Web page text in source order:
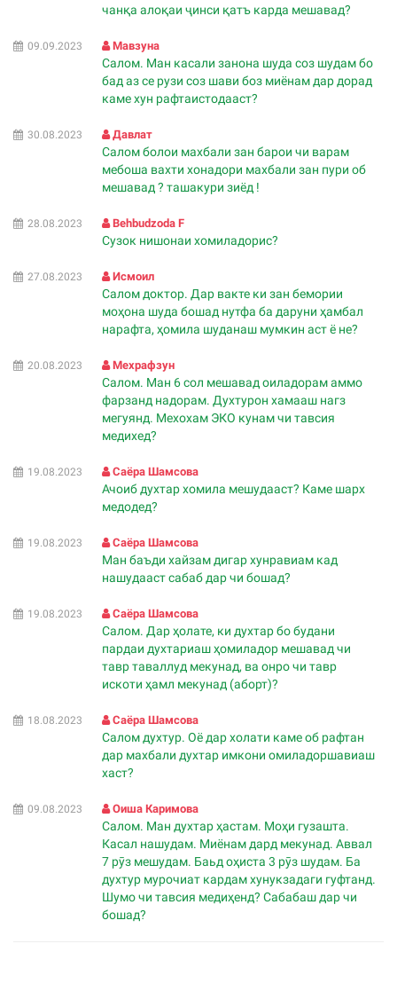
чанқа алоқаи ҷинси қатъ карда мешавад?
09.09.2023 Мавзуна
Салом. Ман касали занона шуда соз шудам бо
бад аз се рузи соз шави боз миёнам дар дорад
каме хун рафтаистодааст?
30.08.2023 Давлат
Салом болои махбали зан барои чи варам
мебоша вахти хонадори махбали зан пури об
мешавад ? ташакури зиёд !
28.08.2023 Behbudzoda F
Сузок нишонаи хомиладорис?
27.08.2023 Исмоил
Салом доктор. Дар вакте ки зан бемории
моҳона шуда бошад нутфа ба даруни ҳамбал
нарафта, ҳомила шуданаш мумкин аст ё не?
20.08.2023 Мехрафзун
Салом. Ман 6 сол мешавад оиладорам аммо
фарзанд надорам. Духтурон хамааш нагз
мегуянд. Мехохам ЭКО кунам чи тавсия
медихед?
19.08.2023 Саëра Шамсова
Ачоиб духтар хомила мешудааст? Каме шарх
медодед?
19.08.2023 Саëра Шамсова
Ман баъди хайзам дигар хунравиам кад
нашудааст сабаб дар чи бошад?
19.08.2023 Саëра Шамсова
Салом. Дар ҳолате, ки духтар бо будани
пардаи духтариаш ҳомиладор мешавад чи
тавр таваллуд мекунад, ва онро чи тавр
искоти ҳамл мекунад (аборт)?
18.08.2023 Саëра Шамсова
Салом духтур. Оë дар холати каме об рафтан
дар махбали духтар имкони омиладоршавиаш
хаст?
09.08.2023 Оиша Каримова
Салом. Ман духтар ҳастам. Моҳи гузашта.
Касал нашудам. Миёнам дард мекунад. Аввал
7 рӯз мешудам. Баьд оҳиста 3 рӯз шудам. Ба
духтур мурочиат кардам хунукзадаги гуфтанд.
Шумо чи тавсия медиҳенд? Сабабаш дар чи
бошад?